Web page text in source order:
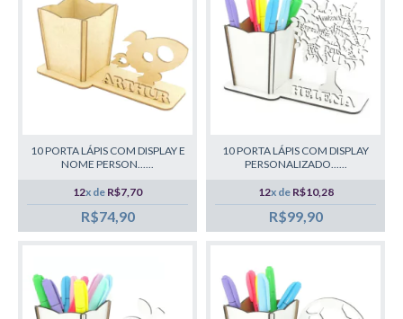
10 PORTA LÁPIS COM DISPLAY E
NOME PERSON......
12x de R$7,70
R$74,90
10 PORTA LÁPIS COM DISPLAY
PERSONALIZADO......
12x de R$10,28
R$99,90